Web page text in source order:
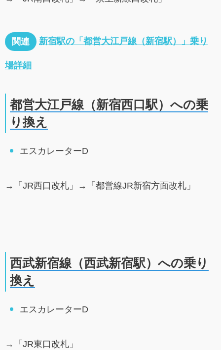
関連 新宿駅の「都営大江戸線（新宿駅）」乗り
場詳細
都営大江戸線（新宿西口駅）への乗
り換え
エスカレーターD
→「JR西口改札」→「都営線JR新宿方面改札」
西武新宿線（西武新宿駅）への乗り
換え
エスカレーターD
→「JR東口改札」